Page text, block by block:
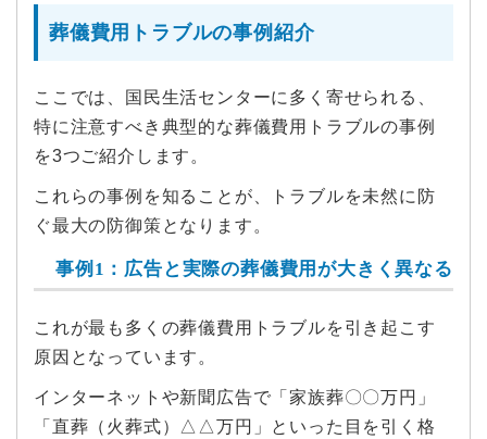
葬儀費用トラブルの事例紹介
ここでは、国民生活センターに多く寄せられる、
特に注意すべき典型的な葬儀費用トラブルの事例
を3つご紹介します。
これらの事例を知ることが、トラブルを未然に防
ぐ最大の防御策となります。
事例1：広告と実際の葬儀費用が大きく異なる
これが最も多くの葬儀費用トラブルを引き起こす
原因となっています。
インターネットや新聞広告で「家族葬〇〇万円」
「直葬（火葬式）△△万円」といった目を引く格